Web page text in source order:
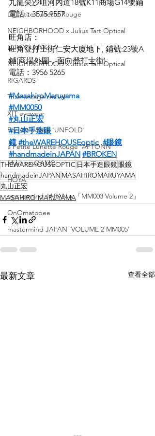
La Petite Lunette Rouge
NEIGHBORHOOD x Julius Tart Optical
LEICA x MYKITA
NEIGHBORHOOD x Julius Tart Optical
RIGARDS
True vintage revival
XIT eyewear
For Art's Sake 'UNFOLD'
a Petite Lunette Rouge 'APTONN'
Mykita x OAMC
HOYA
mastermind JAPAN x 「MM003 Volume 2」
OnOmatopee
mastermind JAPAN 'VOLUME 2 MM005'
九龍尖沙咀河內道18號K11商場G14號鋪
電話：3575 9557
旺角店：
旺角登打士街仁安大廈地下, 鋪號:23號A
鋪(商場外圍，面向登打士街)
電話：3956 5265
#MasahiroMaruyama
#MM0050
#丸山正宏
#日本手造眼
鏡 #theWAREHOUSEoptic #眼鏡
#handmadeinJAPAN #BROKEN
THEWAREHOUSEOPTIC 日本手造眼鏡眼鏡
handmadeinJAPAN MASAHIROMARUYAMA
丸山正宏
MASAHIRO MARUYAMA
最新文章 查看全部